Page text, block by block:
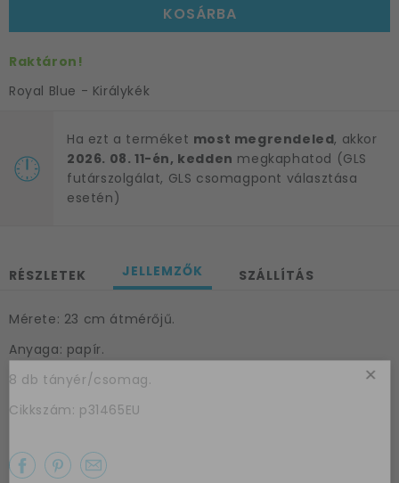
KOSÁRBA
Raktáron!
Royal Blue - Királykék
Ha ezt a terméket most megrendeled, akkor
2026. 08. 11-én, kedden megkaphatod (GLS
futárszolgálat, GLS csomagpont választása
esetén)
RÉSZLETEK JELLEMZŐK SZÁLLÍTÁS
Mérete: 23 cm átmérőjű.
Anyaga: papír.
8 db tányér/csomag.
Cikkszám: p31465EU
×